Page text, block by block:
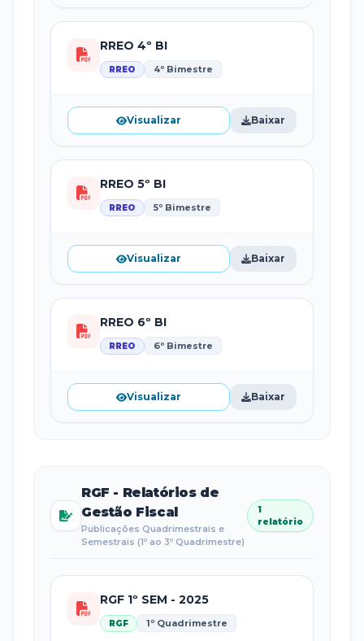
RREO 4º BI
RREO 4º Bimestre
Visualizar Baixar
RREO 5º BI
RREO 5º Bimestre
Visualizar Baixar
RREO 6º BI
RREO 6º Bimestre
Visualizar Baixar
RGF - Relatórios de
Gestão Fiscal
Publicações Quadrimestrais e
Semestrais (1º ao 3º Quadrimestre)
1
relatório
RGF 1º SEM - 2025
RGF 1º Quadrimestre